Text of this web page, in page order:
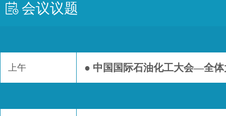
会议议题
上午 ● 中国国际石油化工大会—全